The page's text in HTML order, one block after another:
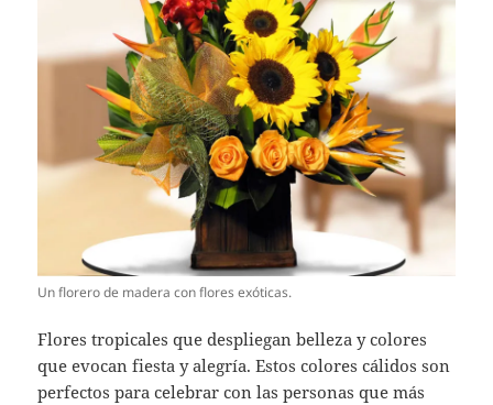
Un florero de madera con flores exóticas.
Flores tropicales que despliegan belleza y colores
que evocan fiesta y alegría. Estos colores cálidos son
perfectos para celebrar con las personas que más